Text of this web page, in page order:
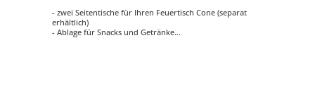
- zwei Seitentische für Ihren Feuertisch Cone (separat
erhältlich)
- Ablage für Snacks und Getränke